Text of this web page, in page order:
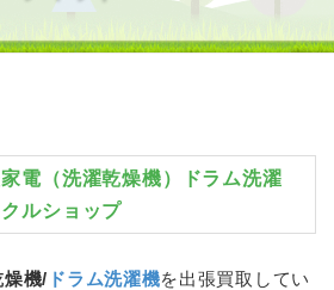
電（洗濯乾燥機）
ドラム洗濯
ルショップ
燥機/ ドラム洗濯機を出張買取してい